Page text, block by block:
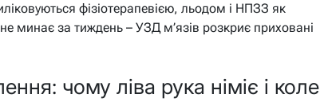
фізіотерапевією, льодом і НПЗЗ як
минає за тиждень – УЗД м’язів розкриє приховані
чому ліва рука німіє і коле